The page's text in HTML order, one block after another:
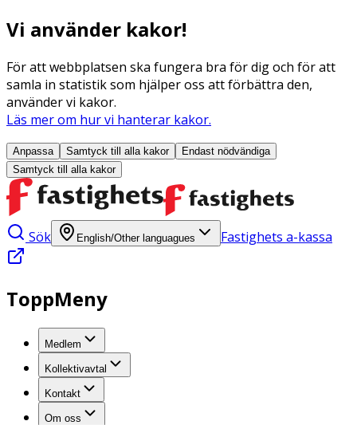
Vi använder kakor!
För att webbplatsen ska fungera bra för dig och för att
samla in statistik som hjälper oss att förbättra den,
använder vi kakor.
Läs mer om hur vi hanterar kakor.
Anpassa Samtyck till alla kakor
Endast nödvändiga
Samtyck till alla kakor
Sök English/Other languagues Fastighets a-kassa
ToppMeny
Medlem
Kollektivavtal
Kontakt
Om oss